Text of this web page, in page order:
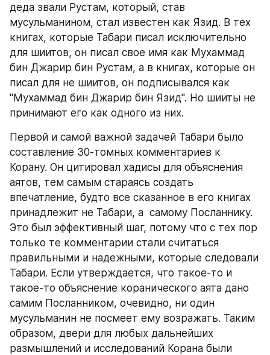
деда звали Рустам, который, став
мусульманином, стал известен как Язид. В тех
книгах, которые Табари писал исключительно
для шиитов, он писал свое имя как Мухаммад
бин Джарир бин Рустам, а в книгах, которые он
писал для не шиитов, он подписывался как
"Мухаммад бин Джарир бин Язид". Но шииты не
принимают его как одного из них.
Первой и самой важной задачей Табари было
составление 30-томных комментариев к
Корану. Он цитировал хадисы для объяснения
аятов, тем самым стараясь создать
впечатление, будто все сказанное в его книгах
принадлежит не Табари, а  самому Посланнику.
Это был эффективный шаг, потому что с тех пор
только те комментарии стали считаться
правильными и надежными, которые следовали
Табари. Если утверждается, что такое-то и
такое-то объяснение коранического аята дано
самим Посланником, очевидно, ни один
мусульманин не посмеет ему возражать. Таким
образом, двери для любых дальнейших
размышлений и исследований Корана были